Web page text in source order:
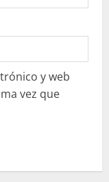
y web
vez que